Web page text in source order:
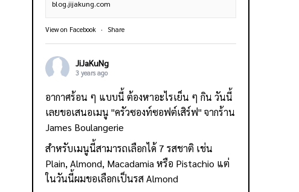
blog.jijakung.com
View on Facebook · Share
JiJaKuNg
3 years ago
อากาศร้อน ๆ แบบนี้ ต้องหาอะไรเย็น ๆ กิน วันนี้
เลยขอเสนอเมนู "ครัวซองท์ซอฟต์เสิร์ฟ" จากร้าน
James Boulangerie
สำหรับเมนูนี้สามารถเลือกได้ 7 รสชาติ เช่น
Plain, Almond, Macadamia หรือ Pistachio แต่
ในวันนี้ผมขอเลือกเป็นรส Almond